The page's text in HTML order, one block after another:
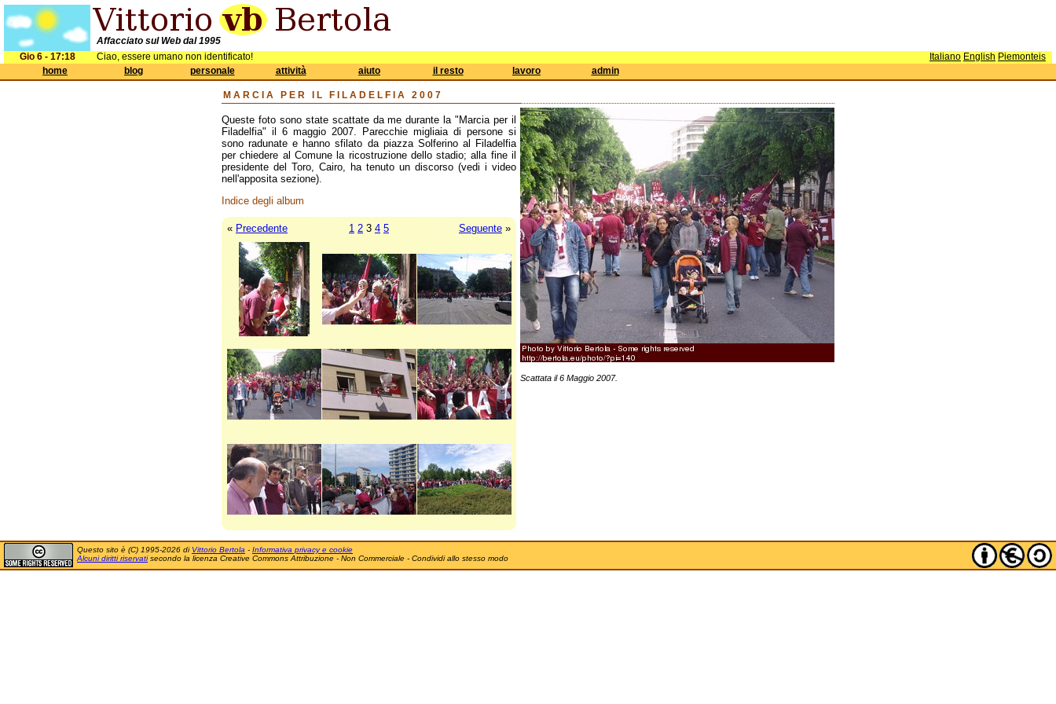
Affacciato sul Web dal 1995
Gio 6 - 17:18
Ciao, essere umano non identificato! Italiano English Piemonteis
home
blog personale attività aiuto il resto lavoro admin
MARCIA PER IL FILADELFIA 2007
Queste foto sono state scattate da me durante la "Marcia per il
Filadelfia" il 6 maggio 2007. Parecchie migliaia di persone si
sono radunate e hanno sfilato da piazza Solferino al Filadelfia
per chiedere al Comune la ricostruzione dello stadio; alla fine il
presidente del Toro, Cairo, ha tenuto un discorso (vedi i video
nell'apposita sezione).
Indice degli album
« Precedente Seguente »
1 2 3 4 5
Scattata il 6 Maggio 2007.
Questo sito è (C) 1995-2026 di Vittorio Bertola - Informativa privacy e cookie
Alcuni diritti riservatisecondo la licenza Creative Commons Attribuzione - Non Commerciale - Condividi allo stesso modo